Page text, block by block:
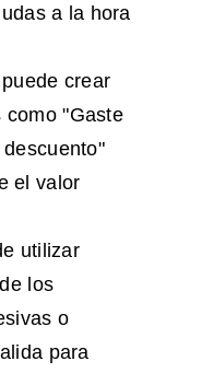
a la hora
crear
como "Gaste
el valor
utilizar
los
o
para